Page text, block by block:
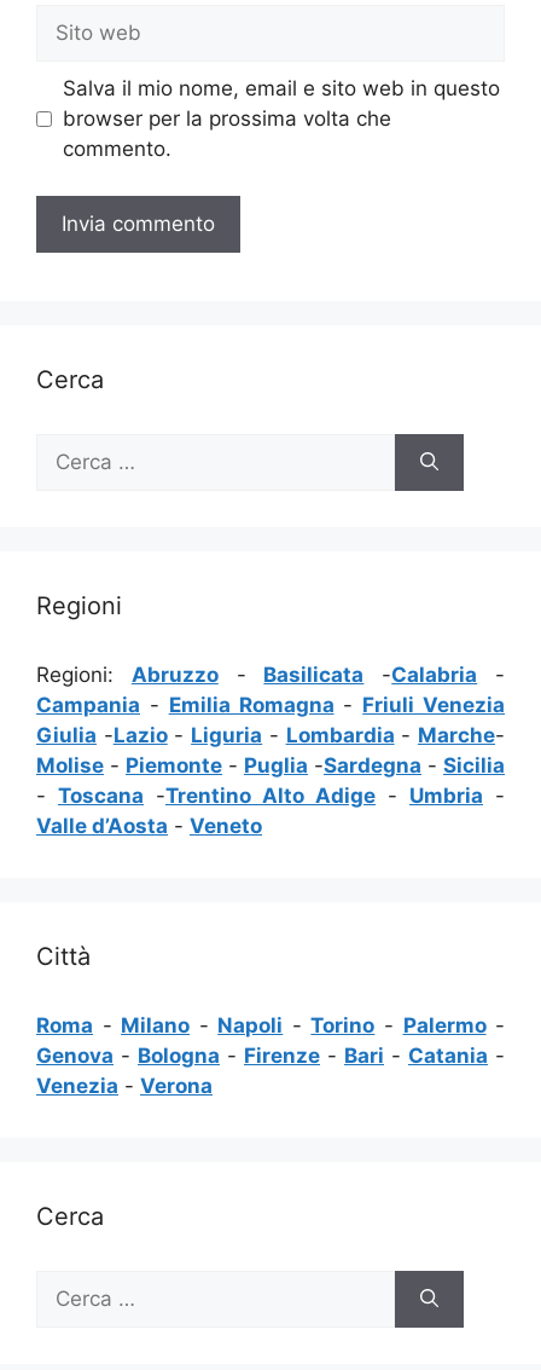
Sito
web
Salva il mio nome, email e sito web in questo
browser per la prossima volta che
commento.
Cerca
per:
Regioni
Regioni: Abruzzo- Basilicata -Calabria -
Campania - Emilia Romagna - Friuli Venezia
Giulia -Lazio- Liguria - Lombardia - Marche-
Molise - Piemonte - Puglia -Sardegna - Sicilia
- Toscana -Trentino Alto Adige - Umbria -
Valle d’Aosta - Veneto
Città
Roma - Milano - Napoli -Torino - Palermo-
Genova - Bologna - Firenze - Bari - Catania -
Venezia - Verona
Cerca
per: